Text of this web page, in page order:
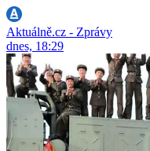
Aktuálně.cz - Zprávy
dnes, 18:29